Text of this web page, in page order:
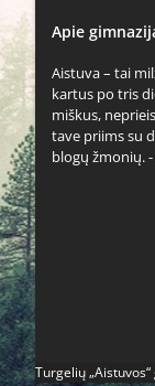
Apie
Aistuva – tai
kartus po tris
miškus,
tave priims su
blogų žmonių.
Turgelių